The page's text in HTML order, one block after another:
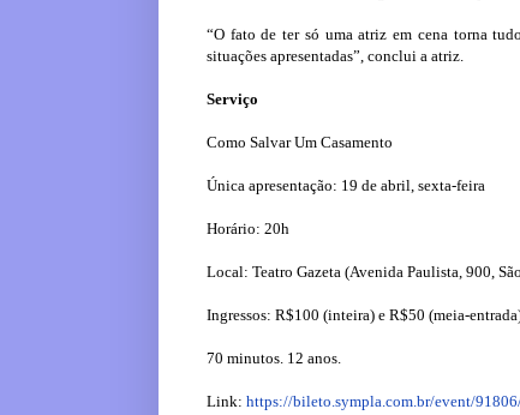
“O fato de ter só uma atriz em cena torna
situações apresentadas”, conclui a atriz.
Serviço
Como Salvar Um Casamento
Única apresentação: 19 de abril, sexta-feira
Horário: 20h
Local: Teatro Gazeta (Avenida Paulista, 900,
Ingressos: R$100 (inteira) e R$50 (meia-
70 minutos. 12 anos.
Link: https://bileto.sympla.com.br/event/